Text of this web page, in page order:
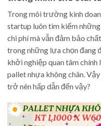
Trong môi trường kinh
startup luôn tìm kiếm
chi phí mà vẫn đảm bảo
trong những lựa chọn đang
khởi nghiệp quan tâm chính
pallet nhựa không chân.
trở nên hấp dẫn đến vậy?